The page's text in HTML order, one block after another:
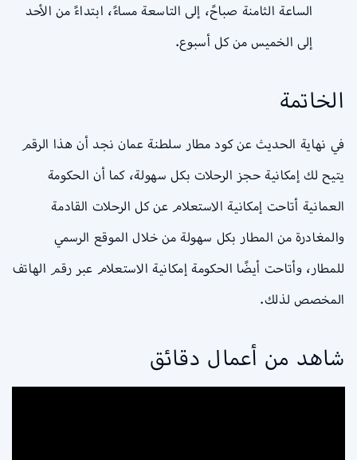
الساعة الثامنة صباحً، إلى التاسعة مساءً، ابتداءً من الأحد
إلى الخميس من كل أسبوع.
الخاتمة
في نهاية الحديث عن كود مطار سلطنة عمان نجد أن هذا الرقم
يتيح لك إمكانية حجز الرحلات بكل سهولة، كما أن الحكومة
العمانية أتاحت إمكانية الاستعلام عن كل الرحلات القادمة
والمغادرة من المطار بكل سهولة من خلال الموقع الرسمي
للمطار، وأتاحت أيضًا الحكومة إمكانية الاستعلام عبر رقم الهاتف
المخصص لذلك.
شاهد من أعمال دقائق